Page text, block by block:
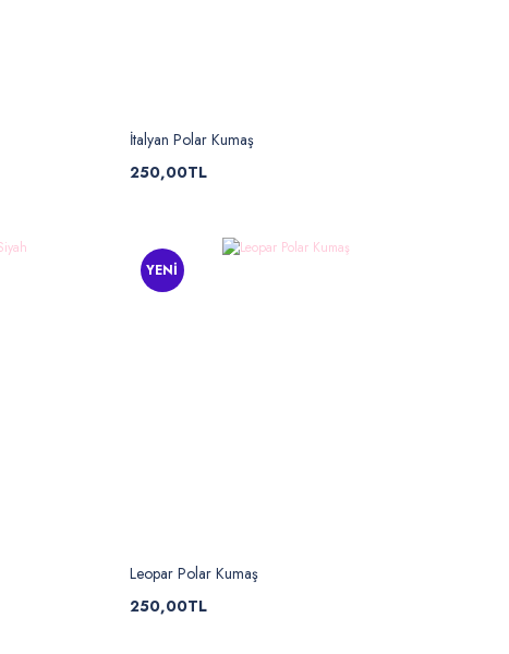
İtalyan Polar Kumaş
250,00TL
YENİ
Leopar Polar Kumaş
250,00TL